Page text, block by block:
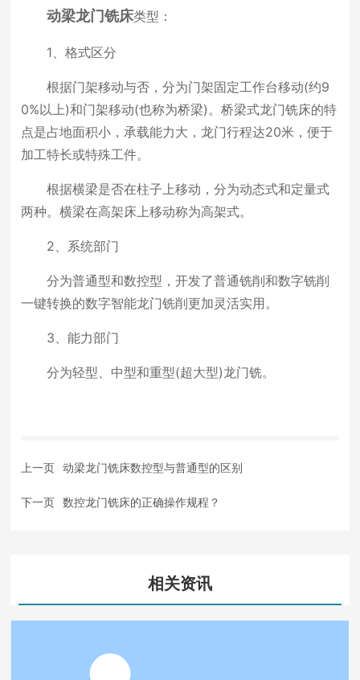
动梁龙门铣床类型：
1、格式区分
根据门架移动与否，分为门架固定工作台移动(约9
0%以上)和门架移动(也称为桥梁)。桥梁式龙门铣床的特
点是占地面积小，承载能力大，龙门行程达20米，便于
加工特长或特殊工件。
根据横梁是否在柱子上移动，分为动态式和定量式
两种。横梁在高架床上移动称为高架式。
2、系统部门
分为普通型和数控型，开发了普通铣削和数字铣削
一键转换的数字智能龙门铣削更加灵活实用。
3、能力部门
分为轻型、中型和重型(超大型)龙门铣。
上一页 动梁龙门铣床数控型与普通型的区别
下一页 数控龙门铣床的正确操作规程？
相关资讯